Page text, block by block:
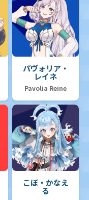
パヴォリア・
レイネ
Pavolia Reine
こぼ・かなえ
る